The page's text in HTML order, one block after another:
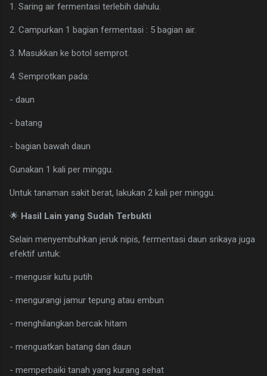
1. Saring air fermentasi terlebih dahulu.
2. Campurkan 1 bagian fermentasi : 5 bagian air.
3. Masukkan ke botol semprot.
4. Semprotkan pada:
- daun
- batang
- bagian bawah daun
Gunakan 1 kali per minggu.
Untuk tanaman sakit berat, lakukan 2 kali per minggu.
🌟 Hasil Lain yang Sudah Terbukti
Selain menyembuhkan jeruk nipis, fermentasi daun srikaya juga
efektif untuk:
- mengusir kutu putih
- mengurangi jamur tepung atau embun
- menghilangkan bercak hitam
- menguatkan batang dan daun
- memperbaiki tanah yang kurang sehat